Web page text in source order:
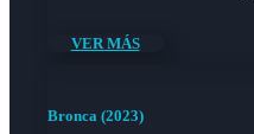
VER MÁS
Bronca (2023)